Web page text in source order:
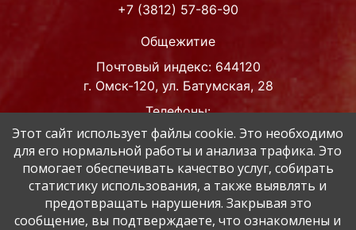
+7 (3812) 57-86-90
Общежитие
Почтовый индекс: 644120
г. Омск-120, ул. Батумская, 28
Телефоны:
+7 (3812) 42-63-93
Адрес эл. почты
post@muzped.omskportal.ru
muzped@inbox.ru
Этот сайт использует файлы cookie. Это необходимо
для его нормальной работы и анализа трафика. Это
помогает обеспечивать качество услуг, собирать
статистику использования, а также выявлять и
предотвращать нарушения. Закрывая это
сообщение, вы подтверждаете, что ознакомлены и